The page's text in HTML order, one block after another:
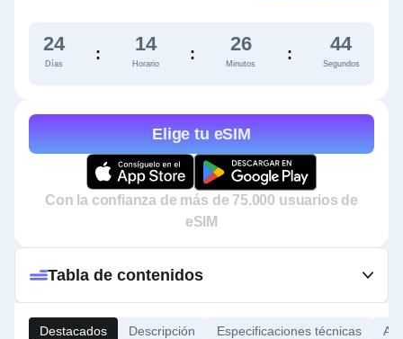
24
Días
: 14
Horario
: 26
Minutos
: 42
Segundos
Elige tu eSIM
Con la confianza de más de 75.000 usuarios de
eSIM
Destacados Descripción Especificaciones técnicas
Tabla de contenidos